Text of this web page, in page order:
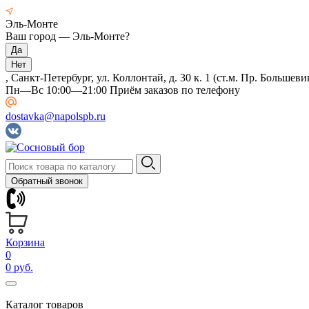
Эль-Монте
Ваш город — Эль-Монте?
, Санкт-Петербург, ул. Коллонтай, д. 30 к. 1 (ст.м. Пр.
Пн—Вс 10:00—21:00 Приём заказов по телефону
dostavka@napolspb.ru
Обратный звонок
Корзина
0
0 руб.
Каталог товаров